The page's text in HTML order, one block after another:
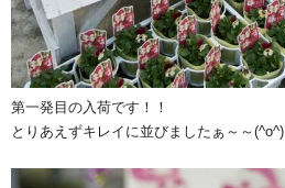
第一発目の入荷です！！
とりあえずキレイに並びましたぁ～～(^o^)